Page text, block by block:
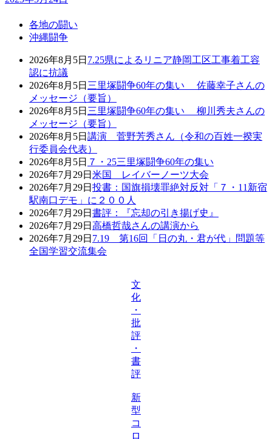
各地の闘い
沖縄闘争
2026年8月5日 7.25県によるリニア静岡工区工事着工容
認に抗議
2026年8月5日 三里塚闘争60年の集い 佐藤幸子さんの
メッセージ（要旨）
2026年8月5日 三里塚闘争60年の集い 柳川秀夫さんの
メッセージ（要旨）
2026年8月5日 講演 菅野芳秀さん（令和の百姓一揆実
行委員会代表）
2026年8月5日 ７・25三里塚闘争60年の集い
2026年7月29日 米国 レイバーノーツ大会
2026年7月29日 投書：国旗損壊罪絶対反対「７・11新宿
駅南口デモ」に２００人
2026年7月29日 書評：『忘却の引き揚げ史』
2026年7月29日 高橋哲哉さんの講演から
2026年7月29日 7.19 第16回「日の丸・君が代」問題等
全国学習交流集会
文
化
・
批
評
・
書
評
新
型
コ
ロ